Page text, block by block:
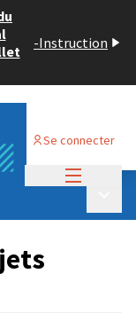
-Instruction
Se connecter